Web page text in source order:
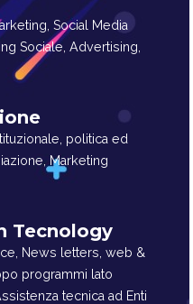
Social Media
Sociale, Advertising,
politica ed
Marketing
Tecnology
News letters, web &
programmi lato
tecnica ad Enti